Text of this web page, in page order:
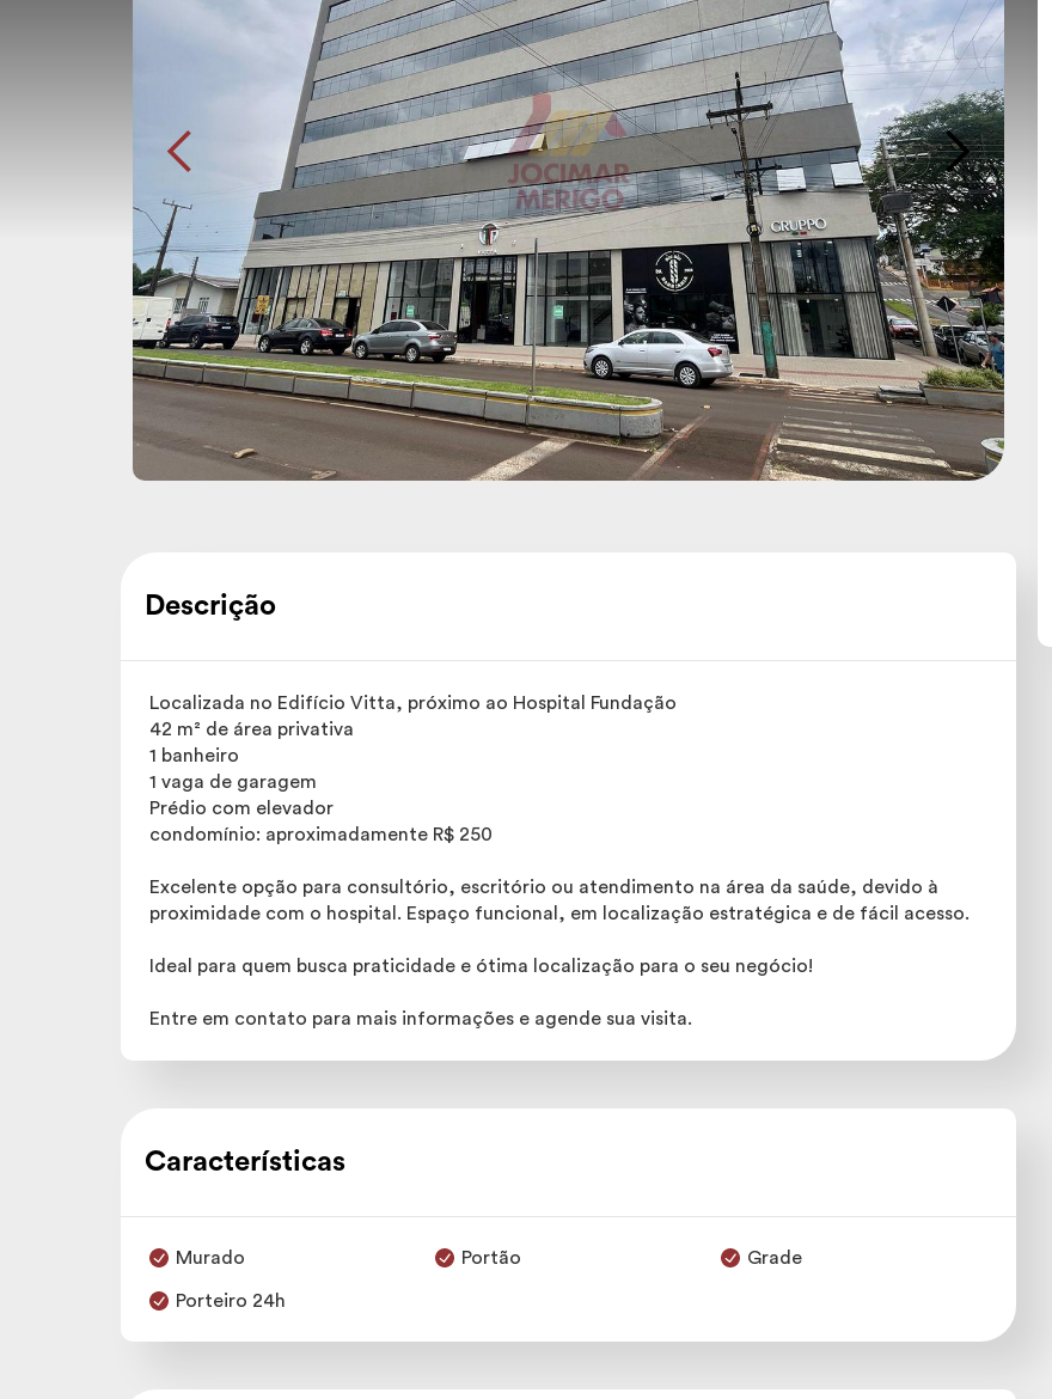
Descrição
Localizada no Edifício Vitta, próximo ao Hospital Fundação
42 m² de área privativa
1 banheiro
1 vaga de garagem
Prédio com elevador
condomínio: aproximadamente R$ 250
Excelente opção para consultório, escritório ou atendimento na área da saúde, devido à
proximidade com o hospital. Espaço funcional, em localização estratégica e de fácil acesso.
Ideal para quem busca praticidade e ótima localização para o seu negócio!
Entre em contato para mais informações e agende sua visita.
Características
Murado Portão Grade
Porteiro 24h